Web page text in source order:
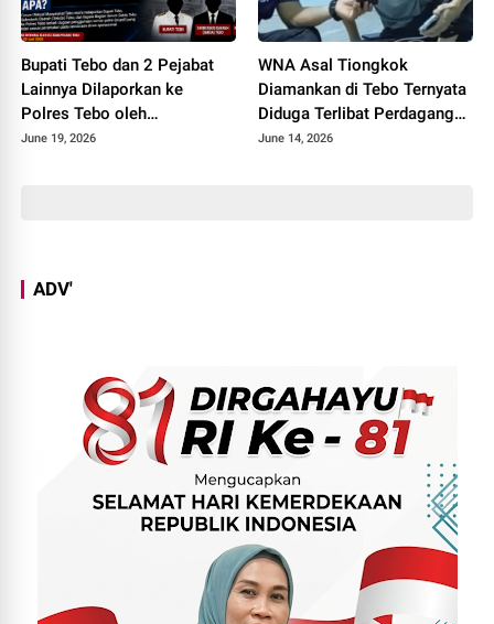
Bupati Tebo dan 2 Pejabat
Lainnya Dilaporkan ke
Polres Tebo oleh
Masyarakatnya, Ada Apa
June 19, 2026
WNA Asal Tiongkok
Diamankan di Tebo Ternyata
Diduga Terlibat Perdagangan
Orang, Datang ke Tebo
June 14, 2026
ADV'